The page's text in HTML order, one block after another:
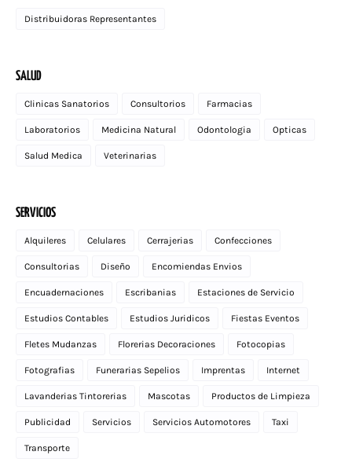
Distribuidoras Representantes
SALUD
Clinicas Sanatorios Consultorios Farmacias
Laboratorios Medicina Natural Odontologia Opticas
Salud Medica Veterinarias
SERVICIOS
Alquileres Celulares Cerrajerias Confecciones
Consultorias Diseño Encomiendas Envios
Encuadernaciones Escribanias Estaciones de Servicio
Estudios Contables Estudios Juridicos Fiestas Eventos
Fletes Mudanzas Florerias Decoraciones Fotocopias
Fotografias Funerarias Sepelios Imprentas Internet
Lavanderias Tintorerias Mascotas Productos de Limpieza
Publicidad Servicios Servicios Automotores Taxi
Transporte